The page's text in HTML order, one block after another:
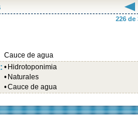
226 de
Cauce de agua
• Hidrotoponimia
• Naturales
•Cauce de agua